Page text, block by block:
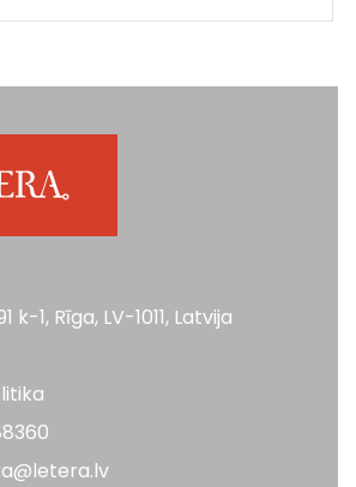
k-1, Rīga, LV-1011, Latvija